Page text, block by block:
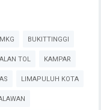
BUKITTINGGI
TOL KAMPAR
LIMAPULUH KOTA